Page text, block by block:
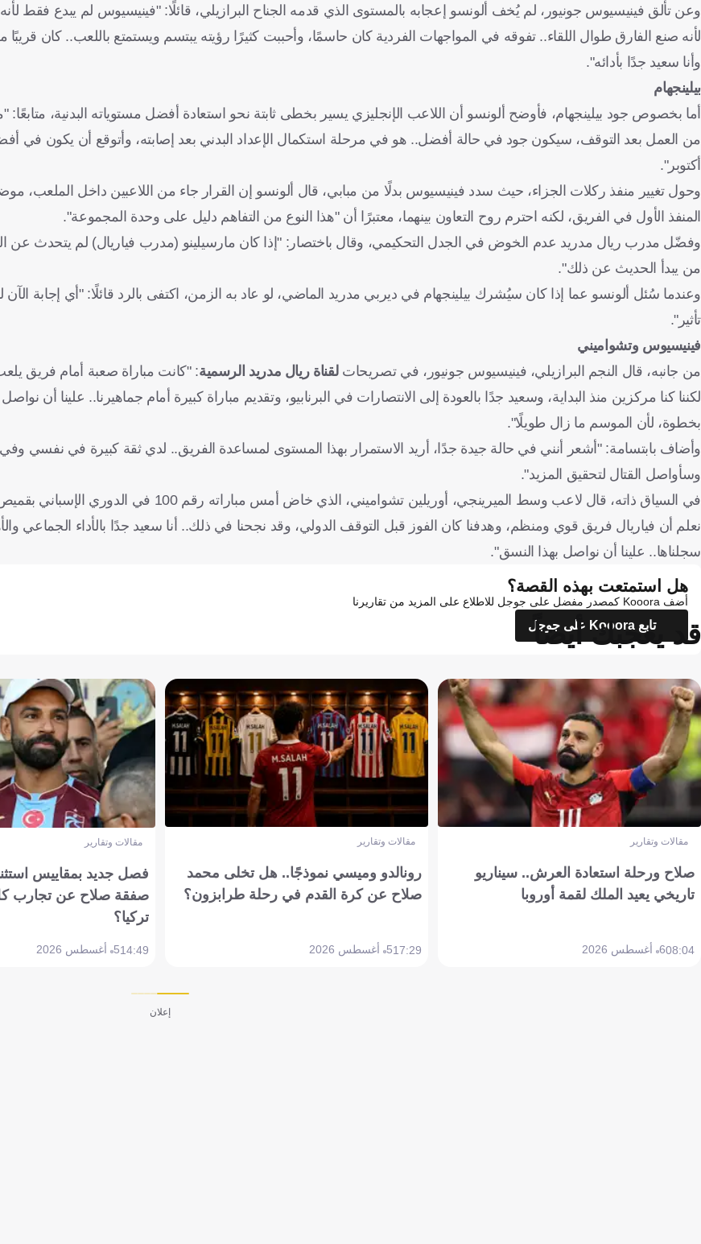
وعن تألق فينيسيوس جونيور، لم يُخف ألونسو إعجابه بالمستوى الذي قدمه الجناح البرازيلي، قائلًا: "فينيسيوس لم يبدع فقط
لأنه صنع الفارق طوال اللقاء.. تفوقه في المواجهات الفردية كان حاسمًا، وأحببت كثيرًا رؤيته يبتسم ويستمتع باللعب.. كان قريبًا
وأنا سعيد جدًا بأدائه".
بيلينجهام
أما بخصوص جود بيلينجهام، فأوضح ألونسو أن اللاعب الإنجليزي يسير بخطى ثابتة نحو استعادة أفضل مستوياته البدنية، متابعًا:
من العمل بعد التوقف، سيكون جود في حالة أفضل.. هو في مرحلة استكمال الإعداد البدني بعد إصابته، وأتوقع أن يكون في
أكتوبر".
وحول تغيير منفذ ركلات الجزاء، حيث سدد فينيسيوس بدلًا من مبابي، قال ألونسو إن القرار جاء من اللاعبين داخل الملعب،
المنفذ الأول في الفريق، لكنه احترم روح التعاون بينهما، معتبرًا أن "هذا النوع من التفاهم دليل على وحدة المجموعة".
وفضّل مدرب ريال مدريد عدم الخوض في الجدل التحكيمي، وقال باختصار: "إذا كان مارسيلينو (مدرب فياريال) لم يتحدث عن
من يبدأ الحديث عن ذلك".
وعندما سُئل ألونسو عما إذا كان سيُشرك بيلينجهام في ديربي مدريد الماضي، لو عاد به الزمن، اكتفى بالرد قائلًا: "أي إجابة الآن
تأثير".
فينيسيوس وتشواميني
من جانبه، قال النجم البرازيلي، فينيسيوس جونيور، في تصريحات لقناة ريال مدريد الرسمية: "كانت مباراة صعبة أمام فريق
لكننا كنا مركزين منذ البداية، وسعيد جدًا بالعودة إلى الانتصارات في البرنابيو، وتقديم مباراة كبيرة أمام جماهيرنا.. علينا أن
بخطوة، لأن الموسم ما زال طويلًا".
وأضاف بابتسامة: "أشعر أنني في حالة جيدة جدًا، أريد الاستمرار بهذا المستوى لمساعدة الفريق.. لدي ثقة كبيرة في نفسي
وسأواصل القتال لتحقيق المزيد".
في السياق ذاته، قال لاعب وسط الميرينجي، أوريلين تشواميني، الذي خاض أمس
نعلم أن فياريال فريق قوي ومنظم، وهدفنا كان الفوز قبل التوقف الدولي، وقد نجحنا في ذلك.. أنا سعيد جدًا بالأداء الجماعي
سجلناها.. علينا أن نواصل بهذا النسق".
هل استمتعت بهذه القصة؟
أضف Kooora كمصدر مفضل على جوجل للاطلاع على المزيد من تقاريرنا
تابع Kooora على جوجل
قد يعجبك أيضاً
مقالات وتقارير
صلاح ورحلة استعادة العرش.. سيناريو
تاريخي يعيد الملك لقمة أوروبا
08:046 أغسطس 2026
مقالات وتقارير
رونالدو وميسي نموذجًا.. هل تخلى محمد
صلاح عن كرة القدم في رحلة طرابزون؟
17:295 أغسطس 2026
مقالات وتقارير
فصل جديد بمقاييس
صفقة صلاح عن تجارب
تركيا؟
14:495 أغسطس 2026
إعلان